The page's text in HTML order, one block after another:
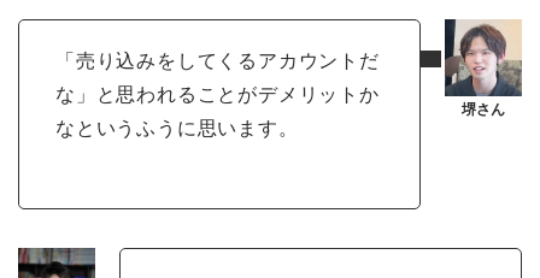
「売り込みをしてくるアカウントだ
な」と思われることがデメリットか
なというふうに思います。